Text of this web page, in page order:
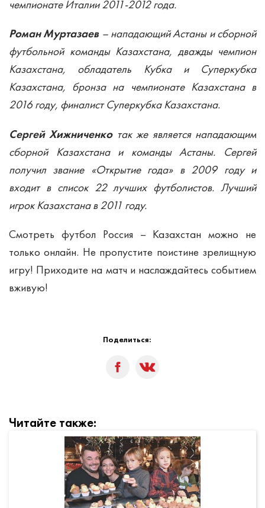
чемпионате Италии 2011-2012 года.
Роман Муртазаев– нападающий Астаны и сборной
футбольной команды Казахстана, дважды чемпион
Казахстана, обладатель Кубка и Суперкубка
Казахстана, бронза на чемпионате Казахстана в
2016 году, финалист Суперкубка Казахстана.
Сергей Хижниченкотак же является нападающим
сборной Казахстана и команды Астаны. Сергей
получил звание «Открытие года» в 2009 году и
входит в список 22 лучших футболистов. Лучший
игрок Казахстана в 2011 году.
Смотреть футбол Россия – Казахстан можно не
только онлайн. Не пропустите поистине зрелищную
игру! Приходите на матч и наслаждайтесь событием
вживую!
Поделиться:
Читайте также: